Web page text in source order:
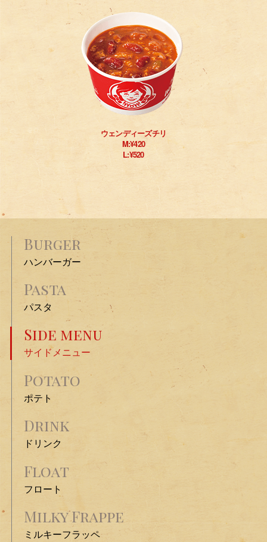
ウェンディーズチリ
M:¥420
L:¥520
Burger
ハンバーガー
Pasta
パスタ
Side menu
サイドメニュー
Potato
ポテト
Drink
ドリンク
Float
フロート
Milky Frappe
ミルキーフラッペ